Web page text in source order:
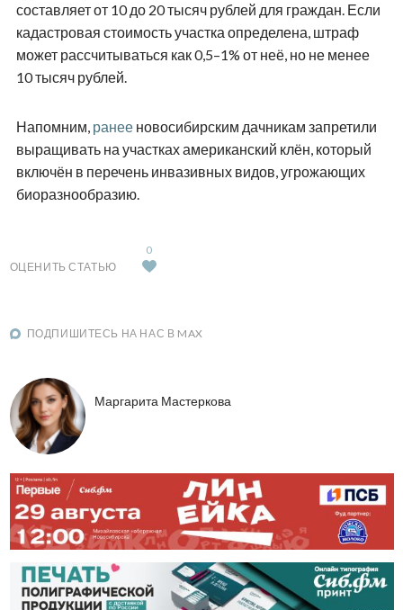
составляет от 10 до 20 тысяч рублей для граждан. Если
кадастровая стоимость участка определена, штраф
может рассчитываться как 0,5–1% от неё, но не менее
10 тысяч рублей.
Напомним, ранееновосибирским дачникам запретили
выращивать на участках американский клён, который
включён в перечень инвазивных видов, угрожающих
биоразнообразию.
ОЦЕНИТЬ СТАТЬЮ
0
ПОДПИШИТЕСЬ НА НАС В MAX
Маргарита Мастеркова